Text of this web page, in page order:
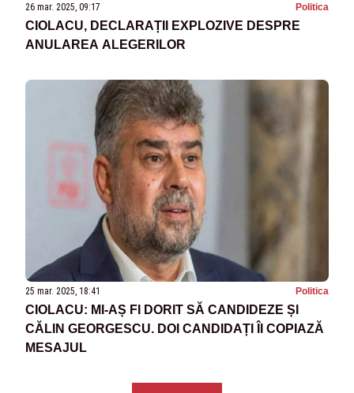
26 mar. 2025, 09:17 Politica
CIOLACU, DECLARAȚII EXPLOZIVE DESPRE
ANULAREA ALEGERILOR
25 mar. 2025, 18:41 Politica
CIOLACU: MI-AȘ FI DORIT SĂ CANDIDEZE ȘI
CĂLIN GEORGESCU. DOI CANDIDAȚI ÎI COPIAZĂ
MESAJUL